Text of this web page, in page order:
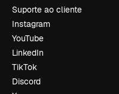
Suporte ao cliente
Instagram
YouTube
LinkedIn
TikTok
Discord